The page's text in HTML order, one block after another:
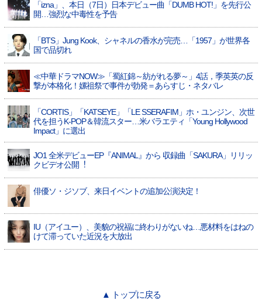
「izna」、本日（7日）日本デビュー曲「DUMB HOT!」を先行公
開…強烈な中毒性を予告
「BTS」Jung Kook、シャネルの香水が完売…「1957」が世界各
国で品切れ
≪中華ドラマNOW≫「蜀紅錦～紡がれる夢～」4話，季英英の反
撃が本格化！嫘祖祭で事件が勃発＝あらすじ・ネタバレ
「CORTIS」「KATSEYE」「LE SSERAFIM」ホ・ユンジン、次世
代を担うK-POP＆韓流スター…米バラエティ「Young Hollywood
Impact」に選出
JO1 全⽶デビューEP『ANIMAL』から 収録曲「SAKURA」リリッ
クビデオ公開︕
俳優ソ・ジソブ、来日イベントの追加公演決定！
IU（アイユー）、美貌の祝福に終わりがないね…悪材料をはねの
けて滞っていた近況を大放出
▲ トップに戻る